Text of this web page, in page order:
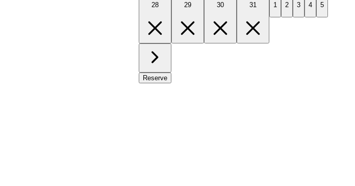
28 29 30 31 1 2 3 4 5
Reserve